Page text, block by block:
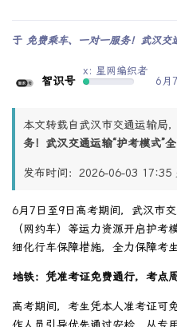
于 免费乘车、一对一服务！武汉交
智识号
x: 星网编织者
6月
本文转载自武汉市交通运输局
务！武汉交通运输“护考模式”
发布时间：2026-06-03 17:35
6月7日至9日高考期间，武汉市
（网约车）等运力资源开启护
细化行车保障措施，全力保障考
地铁：凭准考证免费通行，考点
高考期间，考生凭本人准考证可